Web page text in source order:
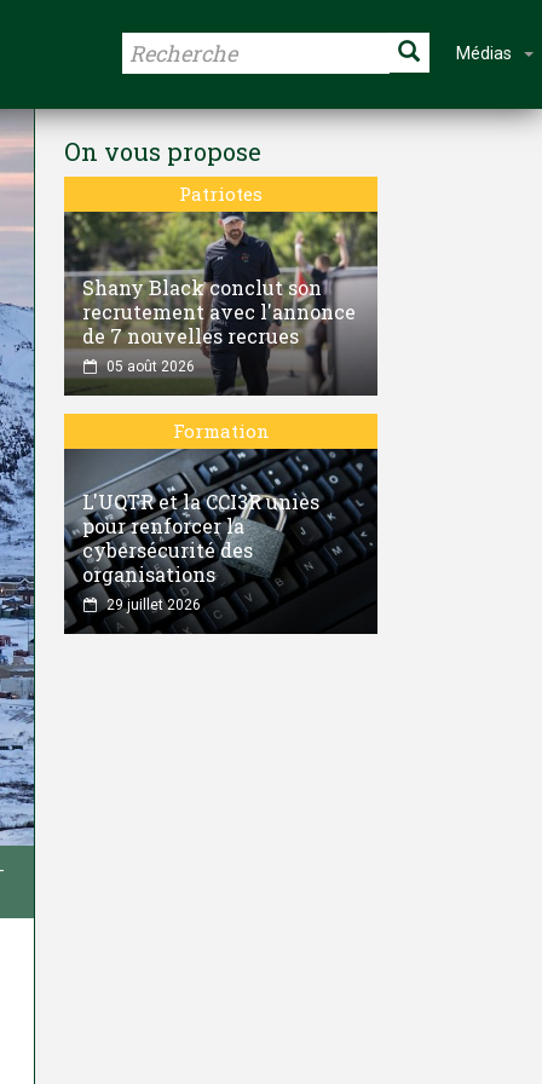
Médias
On vous propose
Patriotes
Shany Black conclut son
recrutement avec l'annonce
de 7 nouvelles recrues
05 août 2026
Formation
L'UQTR et la CCI3R unies
pour renforcer la
cybersécurité des
organisations
29 juillet 2026